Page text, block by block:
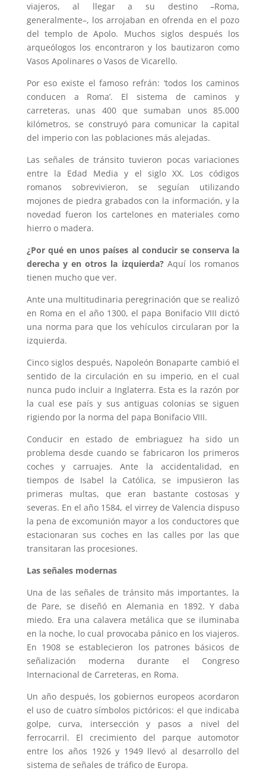
viajeros, al llegar a su destino –Roma,
generalmente–, los arrojaban en ofrenda en el pozo
del templo de Apolo. Muchos siglos después los
arqueólogos los encontraron y los bautizaron como
Vasos Apolinares o Vasos de Vicarello.
Por eso existe el famoso refrán: ‘todos los caminos
conducen a Roma’. El sistema de caminos y
carreteras, unas 400 que sumaban unos 85.000
kilómetros, se construyó para comunicar la capital
del imperio con las poblaciones más alejadas.
Las señales de tránsito tuvieron pocas variaciones
entre la Edad Media y el siglo XX. Los códigos
romanos sobrevivieron, se seguían utilizando
mojones de piedra grabados con la información, y la
novedad fueron los cartelones en materiales como
hierro o madera.
¿Por qué en unos países al conducir se conserva la
derecha y en otros la izquierda?Aquí los romanos
tienen mucho que ver.
Ante una multitudinaria peregrinación que se realizó
en Roma en el año 1300, el papa Bonifacio VIII dictó
una norma para que los vehículos circularan por la
izquierda.
Cinco siglos después, Napoleón Bonaparte cambió el
sentido de la circulación en su imperio, en el cual
nunca pudo incluir a Inglaterra. Esta es la razón por
la cual ese país y sus antiguas colonias se siguen
rigiendo por la norma del papa Bonifacio VIII.
Conducir en estado de embriaguez ha sido un
problema desde cuando se fabricaron los primeros
coches y carruajes. Ante la accidentalidad, en
tiempos de Isabel la Católica, se impusieron las
primeras multas, que eran bastante costosas y
severas. En el año 1584, el virrey de Valencia dispuso
la pena de excomunión mayor a los conductores que
estacionaran sus coches en las calles por las que
transitaran las procesiones.
Las señales modernas
Una de las señales de tránsito más importantes, la
de Pare, se diseñó en Alemania en 1892. Y daba
miedo. Era una calavera metálica que se iluminaba
en la noche, lo cual provocaba pánico en los viajeros.
En 1908 se establecieron los patrones básicos de
señalización moderna durante el Congreso
Internacional de Carreteras, en Roma.
Un año después, los gobiernos europeos acordaron
el uso de cuatro símbolos pictóricos: el que indicaba
golpe, curva, intersección y pasos a nivel del
ferrocarril. El crecimiento del parque automotor
entre los años 1926 y 1949 llevó al desarrollo del
sistema de señales de tráfico de Europa.